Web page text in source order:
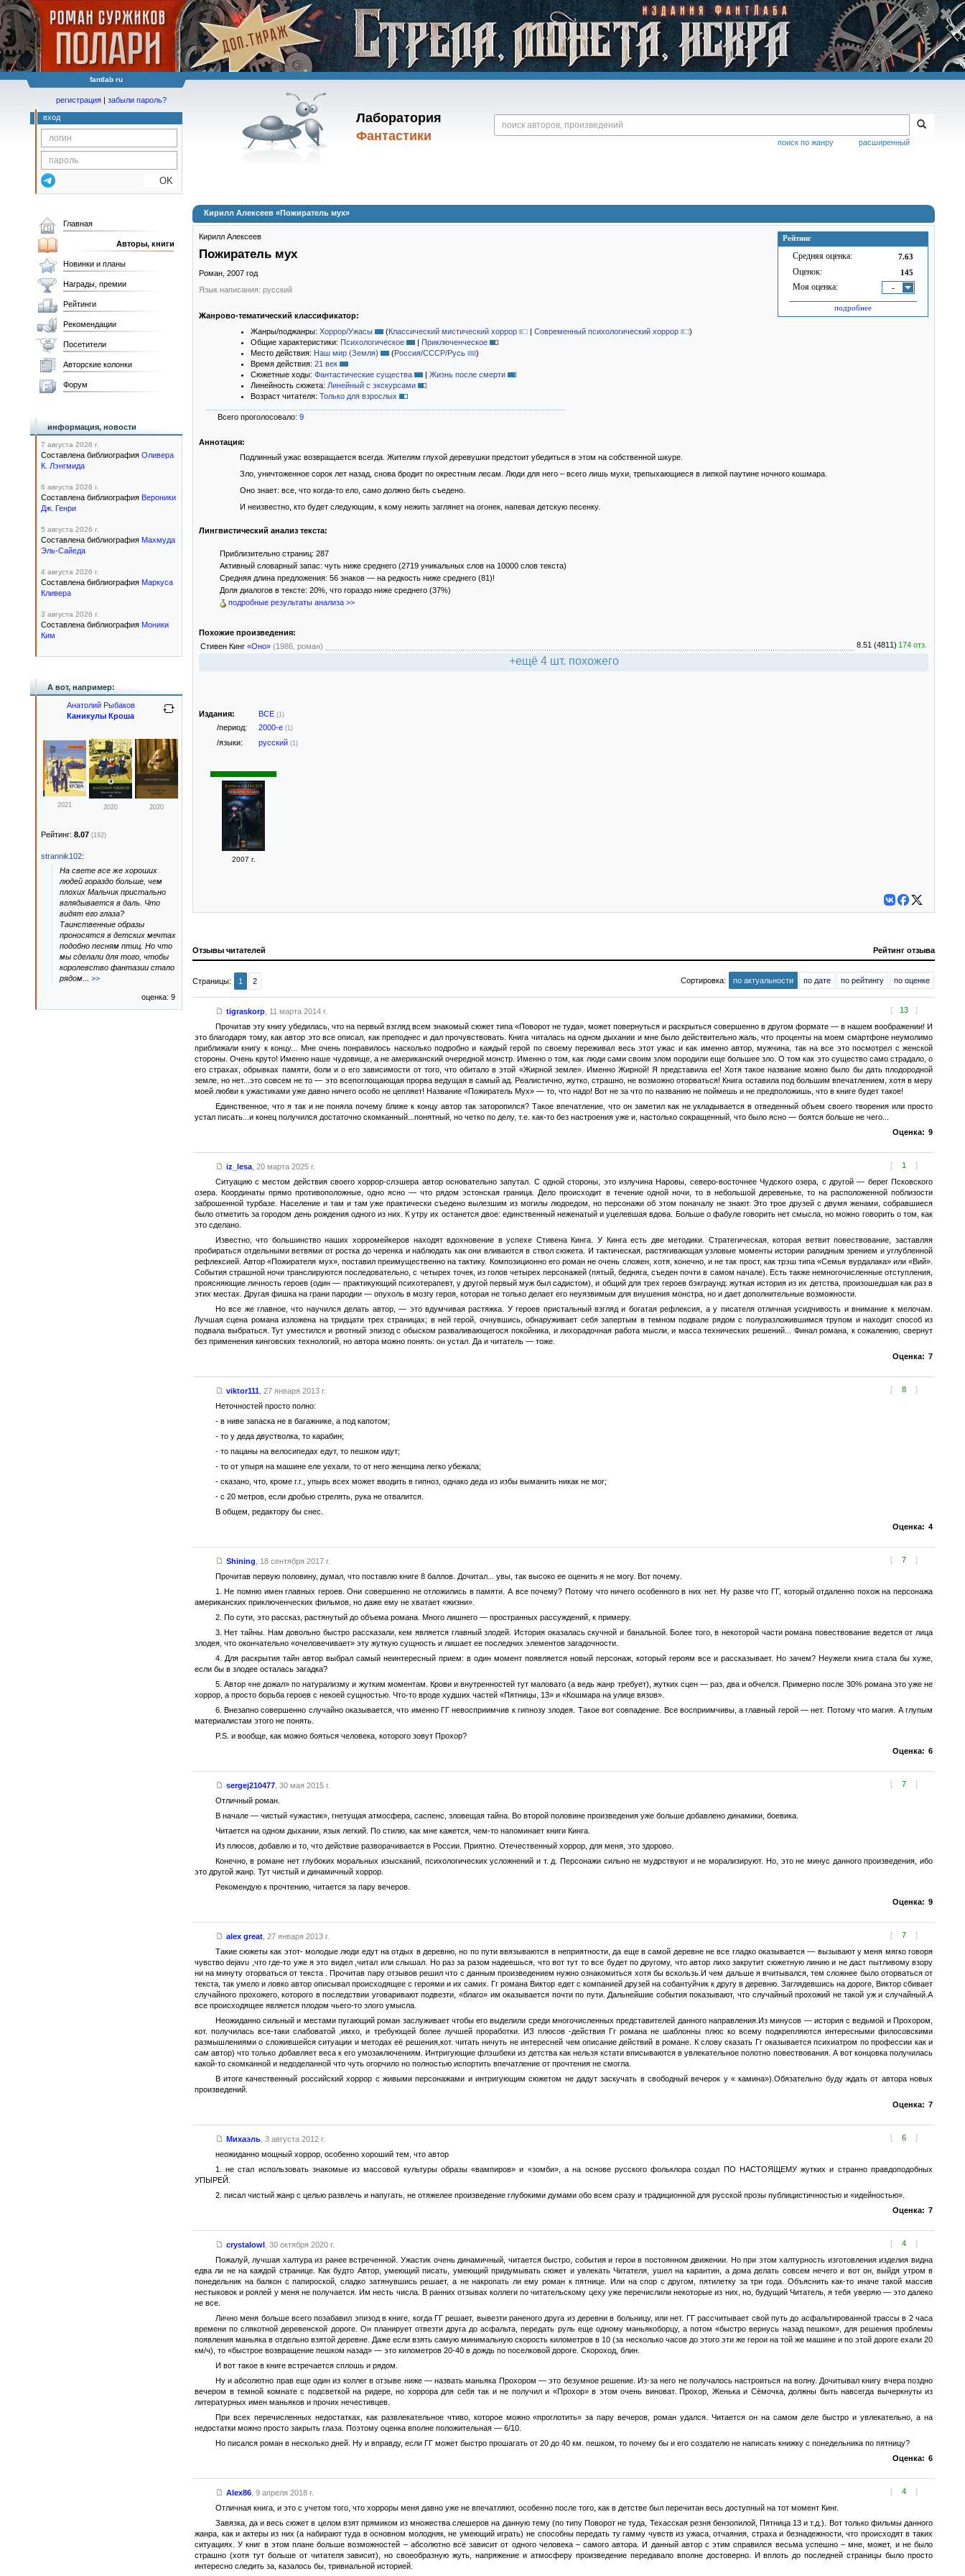
fantlab ru
Лаборатория
Фантастики
расширенный
поиск по жанру
регистрация | забыли пароль?
вход
OK
Кирилл Алексеев «Пожиратель мух»
Рейтинг
Средняя оценка: 7.63
Оценок: 145
Моя оценка: -
подробнее
Кирилл Алексеев
Пожиратель мух
Роман, 2007 год
Язык написания: русский
Жанрово-тематический классификатор:
Жанры/поджанры: Хоррор/Ужасы (Классический мистический хоррор | Современный психологический хоррор
)
Общие характеристики: Психологическое | Приключенческое
Место действия: Наш мир (Земля) (Россия/СССР/Русь
)
Время действия: 21 век
Сюжетные ходы: Фантастические существа | Жизнь после смерти
Линейность сюжета: Линейный с экскурсами
Возраст читателя: Только для взрослых
Всего проголосовало: 9
Аннотация:
Подлинный ужас возвращается всегда. Жителям глухой деревушки предстоит убедиться в этом на собственной шкуре.
Зло, уничтоженное сорок лет назад, снова бродит по окрестным лесам. Люди для него – всего лишь мухи, трепыхающиеся в липкой паутине ночного кошмара.
Оно знает: все, что когда-то ело, само должно быть съедено.
И неизвестно, кто будет следующим, к кому нежить заглянет на огонек, напевая детскую песенку.
Лингвистический анализ текста:
Приблизительно страниц: 287
Активный словарный запас: чуть ниже среднего (2719 уникальных слов на 10000 слов текста)
Средняя длина предложения: 56 знаков — на редкость ниже среднего (81)!
Доля диалогов в тексте: 20%, что гораздо ниже среднего (37%)
подробные результаты анализа >>
Похожие произведения:
Стивен Кинг «Оно» (1986, роман) 8.51 (4811) 174 отз.
+ещё 4 шт. похожего
Издания: ВСЕ (1)
/период: 2000-е (1)
/языки: русский (1)
2007 г.
Отзывы читателей Рейтинг отзыва
Страницы: 1 2 Сортировка: по актуальности по дате по рейтингу по оценке
[ 13 ]
tigraskorp, 11 марта 2014 г.
Прочитав эту книгу убедилась, что на первый взгляд всем знакомый сюжет типа «Поворот не туда», может повернуться и раскрыться совершенно в другом формате — в нашем воображении! И
это благодаря тому, как автор это все описал, как преподнес и дал прочувствовать. Книга читалась на одном дыхании и мне было действительно жаль, что проценты на моем смартфоне неумолимо
приближали книгу к концу... Мне очень понравилось насколько подробно и каждый герой по своему переживал весь этот ужас и как именно автор, мужчина, так на все это посмотрел с женской
стороны. Очень круто! Именно наше чудовище, а не американский очередной монстр. Именно о том, как люди сами своим злом породили еще большее зло. О том как это существо само страдало, о
его страхах, обрывках памяти, боли и о его зависимости от того, что обитало в этой «Жирной земле». Именно Жирной! Я представила ее! Хотя такое название можно было бы дать плодородной
земле, но нет...это совсем не то — это всепоглощающая прорва ведущая в самый ад. Реалистично, жутко, страшно, не возможно оторваться! Книга оставила под большим впечатлением, хотя в меру
моей любви к ужастиками уже давно ничего особо не цепляет! Название «Пожиратель Мух» — то, что надо! Вот не за что по названию не поймешь и не предположишь, что в книге будет такое!
Единственное, что я так и не поняла почему ближе к концу автор так заторопился? Такое впечатление, что он заметил как не укладывается в отведенный объем своего творения или просто
устал писать...и конец получился достаточно скомканный...понятный, но четко по делу, т.е. как-то без настроения уже и, настолько сокращенный, что было ясно — боятся больше не чего...
Оценка: 9
[ 1 ]
iz_lesa, 20 марта 2025 г.
Ситуацию с местом действия своего хоррор-слэшера автор основательно запутал. С одной стороны, это излучина Наровы, северо-восточнее Чудского озера, с другой — берег Псковского
озера. Координаты прямо противоположные, одно ясно — что рядом эстонская граница. Дело происходит в течение одной ночи, то в небольшой деревеньке, то на расположенной поблизости
заброшенной турбазе. Население и там и там уже практически съедено вылезшим из могилы людоедом, но персонажи об этом поначалу не знают. Это трое друзей с двумя женами, собравшиеся
было отметить за городом день рождения одного из них. К утру их останется двое: единственный неженатый и уцелевшая вдова. Больше о фабуле говорить нет смысла, но можно говорить о том, как
это сделано.
Известно, что большинство наших хорромейкеров находят вдохновение в успехе Стивена Кинга. У Кинга есть две методики. Стратегическая, которая ветвит повествование, заставляя
пробираться отдельными ветвями от ростка до черенка и наблюдать как они вливаются в ствол сюжета. И тактическая, растягивающая узловые моменты истории рапидным зрением и углубленной
рефлексией. Автор «Пожирателя мух», поставил преимущественно на тактику. Композиционно его роман не очень сложен, хотя, конечно, и не так прост, как трэш типа «Семья вурдалака» или «Вий».
События страшной ночи транслируются последовательно, с четырех точек, из голов четырех персонажей (пятый, бедняга, съеден почти в самом начале). Есть также немногочисленные отступления,
проясняющие личность героев (один — практикующий психотерапевт, у другой первый муж был садистом), и общий для трех героев бэкграунд: жуткая история из их детства, произошедшая как раз в
этих местах. Другая фишка на грани пародии — опухоль в мозгу героя, которая не только делает его неуязвимым для внушения монстра, но и дает дополнительные возможности.
Но все же главное, что научился делать автор, — это вдумчивая растяжка. У героев пристальный взгляд и богатая рефлексия, а у писателя отличная усидчивость и внимание к мелочам.
Лучшая сцена романа изложена на тридцати трех страницах; в ней герой, очнувшись, обнаруживает себя запертым в темном подвале рядом с полуразложившимся трупом и находит способ из
подвала выбраться. Тут уместился и рвотный эпизод с обыском разваливающегося покойника, и лихорадочная работа мысли, и масса технических решений... Финал романа, к сожалению, свернут
без применения кинговских технологий, но автора можно понять: он устал. Да и читатель — тоже.
Оценка: 7
[ 8 ]
viktor111, 27 января 2013 г.
Неточностей просто полно:
- в ниве запаска не в багажнике, а под капотом;
- то у деда двустволка, то карабин;
- то пацаны на велосипедах едут, то пешком идут;
- то от упыря на машине еле уехали, то от него женщина легко убежала;
- сказано, что, кроме г.г., упырь всех может вводить в гипноз, однако деда из избы выманить никак не мог;
- с 20 метров, если дробью стрелять, рука не отвалится.
В общем, редактору бы снес.
Оценка: 4
[ 7 ]
Shining
18 сентября 2017 г.
Прочитав первую половину, думал, что поставлю книге 8 баллов. Дочитал... увы, так высоко ее оценить я не могу. Вот почему.
1. Не помню имен главных героев. Они совершенно не отложились в памяти. А все почему? Потому что ничего особенного в них нет. Ну разве что ГГ, который отдаленно похож на персонажа
американских приключенческих фильмов, но даже ему не хватает «жизни».
2. По сути, это рассказ, растянутый до объема романа. Много лишнего — пространных рассуждений, к примеру.
3. Нет тайны. Нам довольно быстро рассказали, кем является главный злодей. История оказалась скучной и банальной. Более того, в некоторой части романа повествование ведется от лица
злодея, что окончательно «очеловечивает» эту жуткую сущность и лишает ее последних элементов загадочности.
4. Для раскрытия тайн автор выбрал самый неинтересный прием: в один момент появляется новый персонаж, который героям все и рассказывает. Но зачем? Неужели книга стала бы хуже,
если бы в злодее осталась загадка?
5. Автор «не дожал» по натурализму и жутким моментам. Крови и внутренностей тут маловато (а ведь жанр требует), жутких сцен — раз, два и обчелся. Примерно после 30% романа это уже не
хоррор, а просто борьба героев с некоей сущностью. Что-то вроде худших частей «Пятницы, 13» и «Кошмара на улице вязов».
6. Внезапно совершенно случайно оказывается, что именно ГГ невосприимчив к гипнозу злодея. Такое вот совпадение. Все восприимчивы, а главный герой — нет. Потому что магия. А глупым
материалистам этого не понять.
P.S. и вообще, как можно бояться человека, которого зовут Прохор?
Оценка: 6
[ 7 ]
sergej210477, 30 мая 2015 г.
Отличный роман.
В начале — чистый «ужастик», гнетущая атмосфера, саспенс, зловещая тайна. Во второй половине произведения уже больше добавлено динамики, боевика.
Читается на одном дыхании, язык легкий. По стилю, как мне кажется, чем-то напоминает книги Кинга.
Из плюсов, добавлю и то, что действие разворачивается в России. Приятно. Отечественный хоррор, для меня, это здорово.
Конечно, в романе нет глубоких моральных изысканий, психологических усложнений и т. д. Персонажи сильно не мудрствуют и не морализируют. Но, это не минус данного произведения, ибо
это другой жанр. Тут чистый и динамичный хоррор.
Рекомендую к прочтению, читается за пару вечеров.
Оценка: 9
[ 7 ]
alex great, 27 января 2013 г.
Такие сюжеты как этот- молодые люди едут на отдых в деревню, но по пути ввязываются в неприятности, да еще в самой деревне не все гладко оказывается — вызывают у меня мягко говоря
чувство dejavu ,что где-то уже я это видел ,читал или слышал. Но раз за разом надеешься, что вот тут то все будет по другому, что автор лихо закрутит сюжетную линию и не даст пытливому взору
ни на минуту оторваться от текста . Прочитав пару отзывов решил что с данным произведением нужно ознакомиться хотя бы вскользь.И чем дальше я вчитывался, тем сложнее было оторваться от
текста, так умело и ловко автор описывал происходящее с героями и их самих. Гг романа Виктор едет с компанией друзей на собантуйчик к другу в деревню. Заглядевшись на дороге, Виктор сбивает
случайного прохожего, которого в последствии уговаривают подвезти, «благо» им оказывается почти по пути. Дальнейшие события показывают, что случайный прохожий не такой уж и случайный.А
все происходящее является плодом чьего-то злого умысла.
Неожиданно сильный и местами пугающий роман заслуживает чтобы его выделили среди многочисленных представителей данного направления.Из минусов — история с ведьмой и Прохором,
кот. получилась все-таки слабоватой ,имхо, и требующей более лучшей проработки. ИЗ плюсов -действия Гг романа не шаблонны плюс ко всему подкрепляются интересными филосовскими
размышлениями о сложившейся ситуации и методах её решения,кот. читать ничуть не интересней чем описание действий в романе. К слову сказать Гг оказывается психиатром по профессии как и
сам автор) что только добавляет веса к его умозаключениям. Интригующие флэшбеки из детства как нельзя кстати вписываются в увлекательное полотно повествования. А вот концовка получилась
какой-то скомканной и недоделанной что чуть огорчило но полностью испортить впечатление от прочтения не смогла.
В итоге качественный российский хоррор с живыми персонажами и интригующим сюжетом не дадут заскучать в свободный вечерок у « камина»).Обязательно буду ждать от автора новых
произведений.
Оценка: 7
[ 6 ]
Михаэль, 3 августа 2012 г.
неожиданно мощный хоррор, особенно хороший тем, что автор
1. не стал использовать знакомые из массовой культуры образы «вампиров» и «зомби», а на основе русского фольклора создал ПО НАСТОЯЩЕМУ жутких и странно правдоподобных
УПЫРЕЙ.
2. писал чистый жанр с целью развлечь и напугать, не отяжелее произведение глубокими думами обо всем сразу и традиционной для русской прозы публицистичностью и «идейностью».
Оценка: 7
[ 4 ]
crystalowl, 30 октября 2020 г.
Пожалуй, лучшая халтура из ранее встреченной. Ужастик очень динамичный, читается быстро, события и герои в постоянном движении. Но при этом халтурность изготовления изделия видна
едва ли не на каждой странице. Как будто Автор, умеющий писать, умеющий придумывать сюжет и увлекать Читателя, ушел на карантин, а дома делать совсем нечего и вот он, выйдя утром в
понедельник на балкон с папироской, сладко затянувшись решает, а не накропать ли ему роман к пятнице. Или на спор с другом, пятилетку за три года. Объяснить как-то иначе такой массив
нестыковок и роялей у меня не получается. Им несть числа. В ранних отзывах коллеги по читательскому цеху уже перечислили некоторые из них, но, будущий Читатель, я тебя уверяю — это далеко
не все.
Лично меня больше всего позабавил эпизод в книге, когда ГГ решает, вывезти раненого друга из деревни в больницу, или нет. ГГ рассчитывает свой путь до асфальтированной трассы в 2 часа
времени по слякотной деревенской дороге. Он планирует отвезти друга до асфальта, передать руль еще одному маньякоборцу, а потом «быстро вернусь назад пешком», для решения проблемы
появления маньяка в отдельно взятой деревне. Даже если взять самую минимальную скорость километров в 10 (за несколько часов до этого эти же герои на той же машине и по этой дороге ехали 20
км/ч), то «быстрое возвращение пешком назад» — это километров 20-40 в дождь по поселковой дороге. Скороход, блин.
И вот такое в книге встречается сплошь и рядом.
Ну и абсолютно прав еще один из коллег в отзыве ниже — назвать маньяка Прохором — это безумное решение. Из-за него не получалось настроиться на волну. Дочитывал книгу вчера поздно
вечером в темной комнате с подсветкой на ридере, но хоррора для себя так и не получил и «Прохор» в этом очень виноват. Прохор, Женька и Сёмочка, должны быть навсегда вычеркнуты из
литературных имен маньяков и прочих нечестивцев.
При всех перечисленных недостатках, как развлекательное чтиво, которое можно «проглотить» за пару вечеров, роман удался. Читается он на самом деле быстро и увлекательно, а на
недостатки можно просто закрыть глаза. Поэтому оценка вполне положительная — 6/10.
Но писался роман в несколько дней. Ну и вправду, если ГГ может быстро прошагать от 20 до 40 км. пешком, то почему бы и его создателю не написать книжку с понедельника по пятницу?
Оценка: 6
[ 4 ]
Alex86, 9 апреля 2018 г.
Отличная книга, и это с учетом того, что хорроры меня давно уже не впечатляют, особенно после того, как в детстве был перечитан весь доступный на тот момент Кинг.
Завязка, да и весь сюжет в целом взят прямиком из множества слешеров на данную тему (по типу Поворот не туда, Техасская резня бензопилой, Пятница 13 и т.д.). Вот только фильмы данного
жанра, как и актеры из них (а набирают туда в основном молодняк, не умеющий играть) не способны передать ту гамму чувств из ужаса, отчаяния, страха и безнадежности, что происходят в таких
ситуациях. У книг в этом плане больше возможностей – абсолютно всё зависит от одного человека – самого автора. И данный автор с этим справился весьма успешно – мне, может, и не было
страшно (хотя тут больше от читателя зависит), но своеобразную жуть, напряжение и атмосферу произведение передавало вполне достоверно. И вплоть до последней страницы было просто
интересно следить за, казалось бы, тривиальной историей.
Главная
Авторы, книги
Новинки и планы
Награды, премии
Рейтинги
Рекомендации
Посетители
Авторские колонки
Форум
информация, новости
7 августа 2026 г.
Составлена библиография Оливера
К. Лэнгмида
6 августа 2026 г.
Составлена библиография Вероники
Дж. Генри
5 августа 2026 г.
Составлена библиография Махмуда
Эль-Сайеда
4 августа 2026 г.
Составлена библиография Маркуса
Кливера
3 августа 2026 г.
Составлена библиография Моники
Ким
А вот, например:
Анатолий Рыбаков
Каникулы Кроша
2021 2020 2020
Рейтинг: 8.07 (192)
strannik102:
На свете все же хороших
людей гораздо больше, чем
плохих Мальчик пристально
вглядывается в даль. Что
видят его глаза?
Таинственные образы
проносятся в детских мечтах
подобно песням птиц. Но что
мы сделали для того, чтобы
королевство фантазии стало
рядом
>>
оценка: 9